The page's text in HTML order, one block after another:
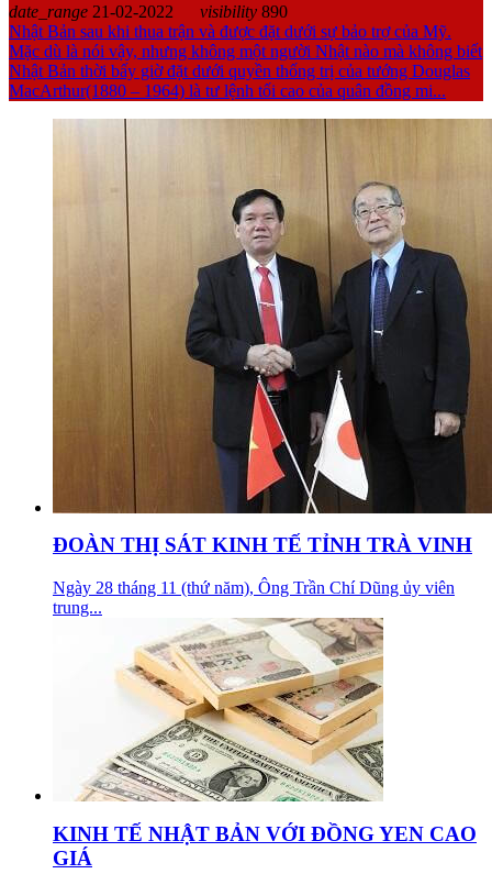
date_range 21-02-2022 visibility 890
Nhật Bản sau khi thua trận và được đặt dưới sự bảo trợ của Mỹ.
Mặc dù là nói vậy, nhưng không một người Nhật nào mà không biết
Nhật Bản thời bấy giờ đặt dưới quyền thống trị của tướng Douglas
MacArthur(1880 – 1964) là tư lệnh tối cao của quân đồng mi...
ĐOÀN THỊ SÁT KINH TẾ TỈNH TRÀ VINH
Ngày 28 tháng 11 (thứ năm), Ông Trần Chí Dũng ủy viên
trung...
KINH TẾ NHẬT BẢN VỚI ĐỒNG YEN CAO
GIÁ